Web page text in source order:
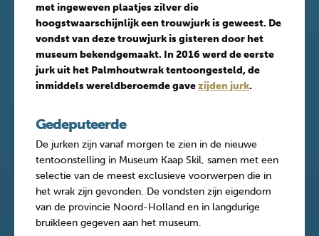
met ingeweven plaatjes zilver die
hoogstwaarschijnlijk een trouwjurk is geweest. De
vondst van deze trouwjurk is gisteren door het
museum bekendgemaakt. In 2016 werd de eerste
jurk uit het Palmhoutwrak tentoongesteld, de
inmiddels wereldberoemde gavezijden jurk.
Gedeputeerde
De jurken zijn vanaf morgen te zien in de nieuwe
tentoonstelling in Museum Kaap Skil, samen met een
selectie van de meest exclusieve voorwerpen die in
het wrak zijn gevonden. De vondsten zijn eigendom
van de provincie Noord-Holland en in langdurige
bruikleen gegeven aan het museum.